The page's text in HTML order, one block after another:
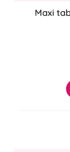
Maxi